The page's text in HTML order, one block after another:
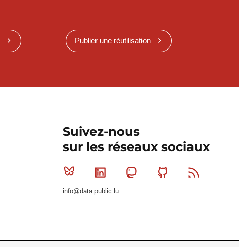
Publier une réutilisation
Suivez-nous
sur les réseaux sociaux
Bluesky Linkedin MastodonGithub
info@data.public.lu